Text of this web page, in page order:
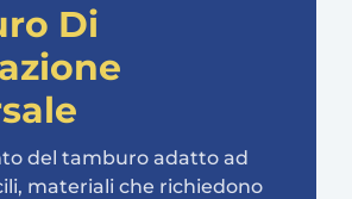
Di
del tamburo adatto ad
materiali che richiedono